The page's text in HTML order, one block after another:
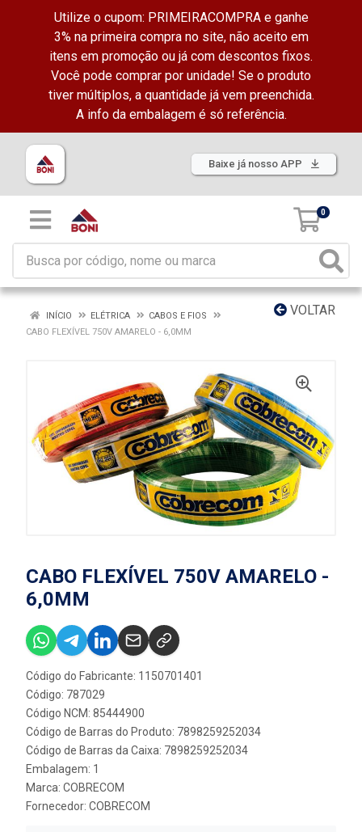
Utilize o cupom: PRIMEIRACOMPRA e ganhe
3% na primeira compra no site, não aceito em
itens em promoção ou já com descontos fixos.
Você pode comprar por unidade! Se o produto
tiver múltiplos, a quantidade já vem preenchida.
A info da embalagem é só referência.
Baixe já nosso APP
0
VOLTAR
INÍCIO ELÉTRICA
CABOS E FIOS
CABO FLEXÍVEL 750V AMARELO - 6,0MM
CABO FLEXÍVEL 750V AMARELO -
6,0MM
Código do Fabricante: 1150701401
Código: 787029
Código NCM: 85444900
Código de Barras do Produto: 7898259252034
Código de Barras da Caixa: 7898259252034
Embalagem: 1
Marca: COBRECOM
Fornecedor: COBRECOM